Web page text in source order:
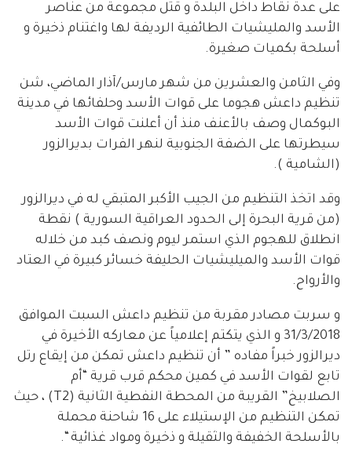
على عدة نقاط داخل البلدة و قتل مجموعة من عناصر
الأسد والمليشيات الطائفية الرديفة لها واغتنام ذخيرة و
أسلحة بكميات صغيرة.
وفي الثامن والعشرين من شهر مارس/آذار الماضي، شن
تنظيم داعش هجوما على قوات الأسد وحلفائها في مدينة
البوكمال وصف بالأعنف منذ أن أعلنت قوات الأسد
سيطرتها على الضفة الجنوبية لنهر الفرات بديرالزور
(الشامية ).
وقد اتخذ التنظيم من الجيب الأكبر المتبقي له في ديرالزور
(من قرية البحرة إلى الحدود العراقية السورية ) نقطة
انطلاق للهجوم الذي استمر ليوم ونصف كبد من خلاله
قوات الأسد والميليشيات الحليفة خسائر كبيرة في العتاد
والأرواح.
و سربت مصادر مقربة من تنظيم داعش السبت الموافق
31/3/2018 و الذي يتكتم إعلامياً عن معاركه الأخيرة في
ديرالزور خبراً مفاده ” أن تنظيم داعش تمكن من إيقاع رتل
تابع لقوات الأسد في كمين محكم قرب قرية “أم
الصلابيخ” القريبة من المحطة النفطية الثانية (T2) ، حيث
تمكن التنظيم من الإستيلاء على 16 شاحنة محملة
بالأسلحة الخفيفة والثقيلة و ذخيرة ومواد غذائية “.